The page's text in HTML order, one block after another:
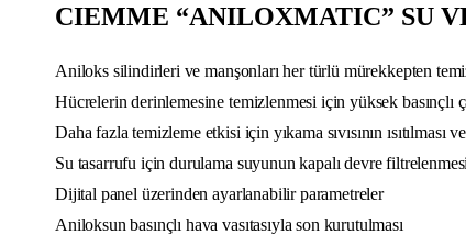
CIEMME “ANILOXMATIC” SU
Aniloks silindirleri ve manşonları her türlü mürekkepten
Hücrelerin derinlemesine temizlenmesi için yüksek basınçlı
Daha fazla temizleme etkisi için yıkama sıvısının ısıtılması
Su tasarrufu için durulama suyunun kapalı devre filtrelenmesi
Dijital panel üzerinden ayarlanabilir parametreler
Aniloksun basınçlı hava vasıtasıyla son kurutulması